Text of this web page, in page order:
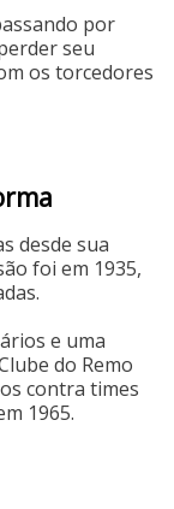
por
seu
os torcedores
desde sua
foi em 1935,
e uma
do Remo
contra times
1965.